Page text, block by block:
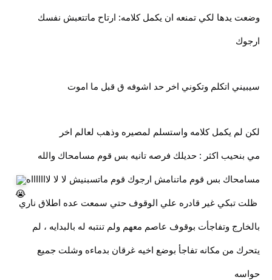
وضعت يدها لكي تمنعه ان يكمل كلامه: ارتاح ماتتعبش نفسك
ارجوك
سيبيني اتكلم وتكوني اخر حد اشوفه ق قبل ما اموت
لكن لم يكمل كلامه واستسلم لمصيره وذهب لعالم اخر
مي بنحيب اكثر : حديلك فرصه تانيه بس قوم مسامحاك والله
مسامحاك بس قوم ماتنامش ارجوك قوم ماتسبنيش لا لا لاااااااه
ظلت تبكي غير قادره علي الوقوف حتي سمعت عده اطلاق ناري
بالخارج وتفاجأت بوقوف عاصم معهم ولم تنتبه له بالبدايه ، لم
يتحرك من مكانه تفاجأ بوضع اخيه غرقان بدماءه وشلت جميع
حواسه